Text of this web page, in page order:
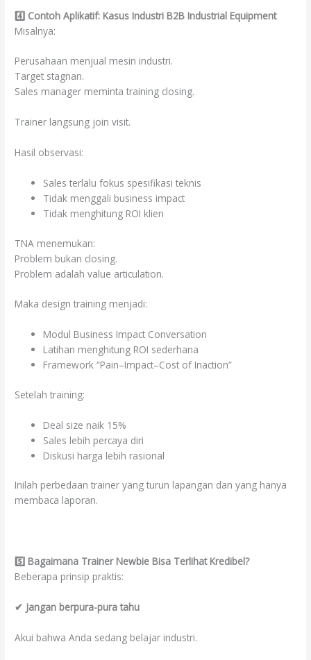
4️ ⃣ Contoh Aplikatif: Kasus Industri B2B Industrial Equipment
Misalnya:
Perusahaan menjual mesin industri.
Target stagnan.
Sales manager meminta training closing.
Trainer langsung join visit.
Hasil observasi:
Sales terlalu fokus spesifikasi teknis
Tidak menggali business impact
Tidak menghitung ROI klien
TNA menemukan:
Problem bukan closing.
Problem adalah value articulation.
Maka design training menjadi:
Modul Business Impact Conversation
Latihan menghitung ROI sederhana
Framework “Pain–Impact–Cost of Inaction”
Setelah training:
Deal size naik 15%
Sales lebih percaya diri
Diskusi harga lebih rasional
Inilah perbedaan trainer yang turun lapangan dan yang hanya
membaca laporan.
5️ ⃣ Bagaimana Trainer Newbie Bisa Terlihat Kredibel?
Beberapa prinsip praktis:
✔ Jangan berpura-pura tahu
Akui bahwa Anda sedang belajar industri.